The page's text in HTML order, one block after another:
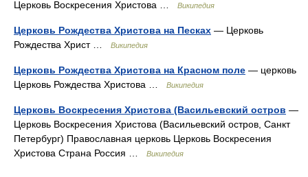
Церковь Воскресения Христова …
Википедия
Церковь Рождества Христова на Песках — Церковь
Рождества Христ …
Википедия
Церковь Рождества Христова на Красном поле — церковь
Церковь Рождества Христова …
Википедия
Церковь Воскресения Христова (Васильевский остров —
Церковь Воскресения Христова (Васильевский остров, Санкт
Петербург) Православная церковь Церковь Воскресения
Христова Страна Россия …
Википедия